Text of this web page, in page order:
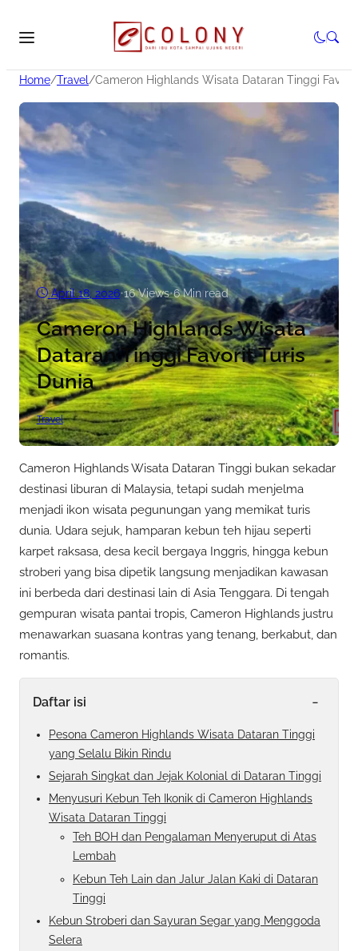
Home/Travel /Cameron Highlands Wisata Dataran Tinggi
April 18, 2026•16Views•6 Min read
Cameron Highlands Wisata
Dataran Tinggi Favorit Turis
Dunia
Travel
Cameron Highlands Wisata Dataran Tinggi bukan sekadar
destinasi liburan di Malaysia, tetapi sudah menjelma
menjadi ikon wisata pegunungan yang memikat turis
dunia. Udara sejuk, hamparan kebun teh hijau seperti
karpet raksasa, desa kecil bergaya Inggris, hingga kebun
stroberi yang bisa dipetik langsung menjadikan kawasan
ini berbeda dari destinasi lain di Asia Tenggara. Di tengah
gempuran wisata pantai tropis, Cameron Highlands justru
menawarkan suasana kontras yang tenang, berkabut, dan
romantis.
Daftar isi -
Pesona Cameron Highlands Wisata Dataran Tinggi
yang Selalu Bikin Rindu
Sejarah Singkat dan Jejak Kolonial di Dataran Tinggi
Menyusuri Kebun Teh Ikonik di Cameron Highlands
Wisata Dataran Tinggi
Teh BOH dan Pengalaman Menyeruput di Atas
Lembah
Kebun Teh Lain dan Jalur Jalan Kaki di Dataran
Tinggi
Kebun Stroberi dan Sayuran Segar yang Menggoda
Selera